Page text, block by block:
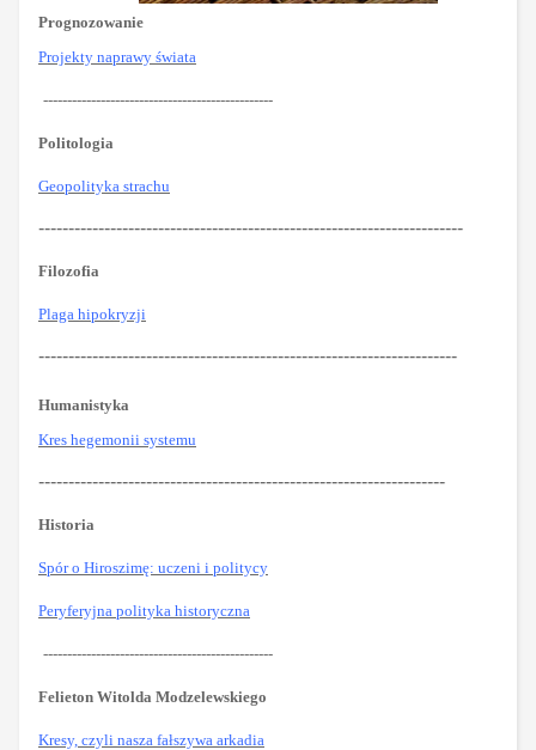
Prognozowanie
Projekty naprawy świata
------------------------------------------------
Politologia
Geopolityka strachu
-----------------------------------------------------------------------
Filozofia
Plaga hipokryzji
----------------------------------------------------------------------
Humanistyka
Kres hegemonii systemu
--------------------------------------------------------------------
Historia
Spór o Hiroszimę: uczeni i politycy
Peryferyjna polityka historyczna
------------------------------------------------
Felieton Witolda Modzelewskiego
Kresy, czyli nasza fałszywa arkadia